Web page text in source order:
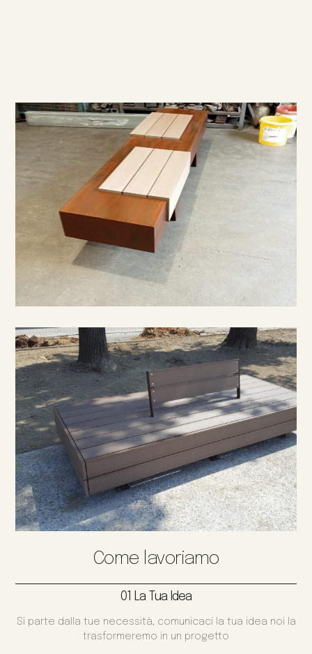
Come lavoriamo
01 La Tua Idea
Si parte dalla tue necessità, comunicaci la tua idea noi la
trasformeremo in un progetto